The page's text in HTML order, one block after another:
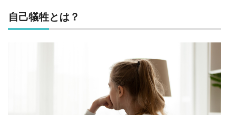
自己犠牲とは？